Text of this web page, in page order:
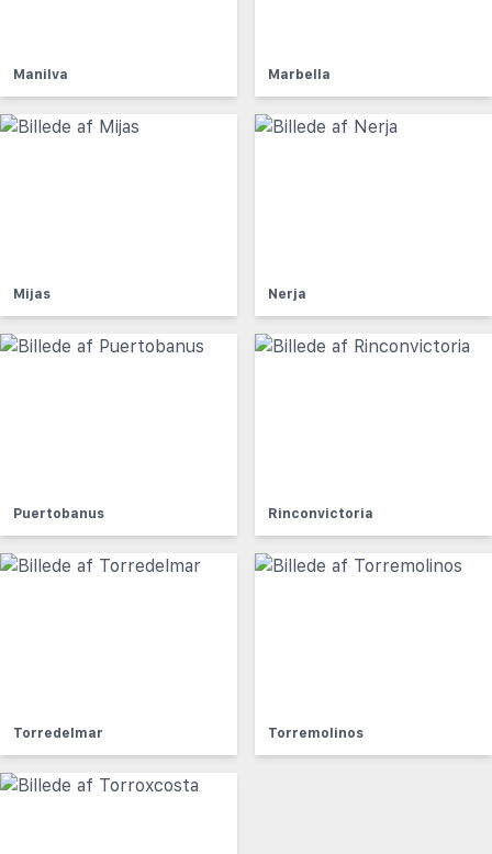
Manilva Marbella
Mijas Nerja
Puertobanus Rinconvictoria
Torredelmar Torremolinos